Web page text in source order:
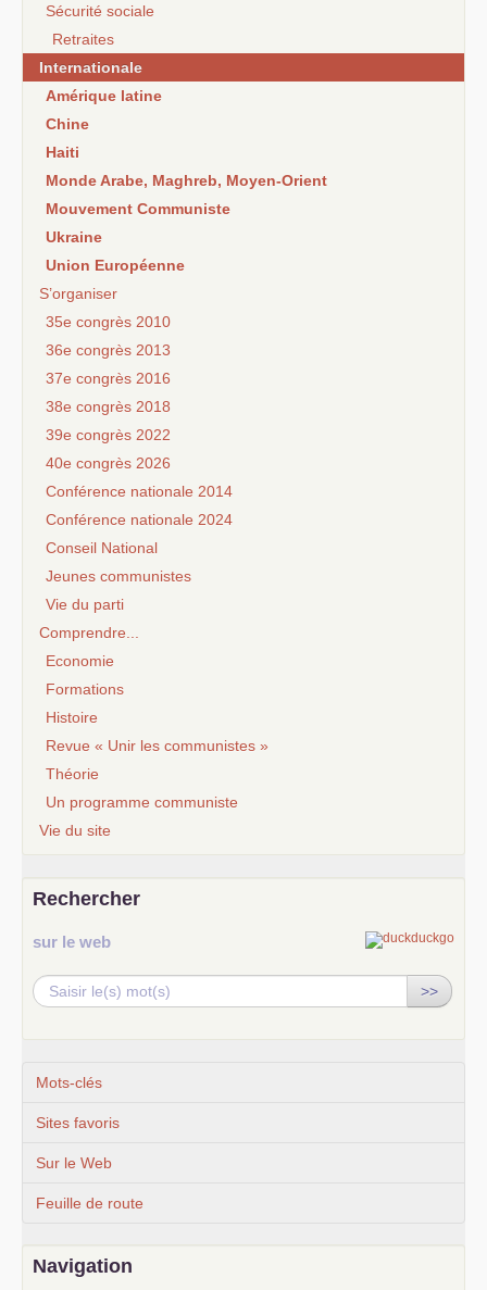
Sécurité sociale
Retraites
Internationale
Amérique latine
Chine
Haiti
Monde Arabe, Maghreb, Moyen-Orient
Mouvement Communiste
Ukraine
Union Européenne
S’organiser
35e congrès 2010
36e congrès 2013
37e congrès 2016
38e congrès 2018
39e congrès 2022
40e congrès 2026
Conférence nationale 2014
Conférence nationale 2024
Conseil National
Jeunes communistes
Vie du parti
Comprendre...
Economie
Formations
Histoire
Revue « Unir les communistes »
Théorie
Un programme communiste
Vie du site
Rechercher
sur le web
>>
Mots-clés
Sites favoris
Sur le Web
Feuille de route
Navigation